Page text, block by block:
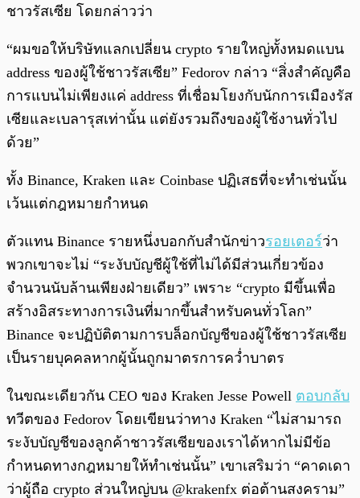
ชาวรัสเซีย โดยกล่าวว่า
“ผมขอให้บริษัทแลกเปลี่ยน crypto รายใหญ่ทั้งหมดแบน
address ของผู้ใช้ชาวรัสเซีย” Fedorov กล่าว “สิ่งสำคัญคือ
การแบนไม่เพียงแค่ address ที่เชื่อมโยงกับนักการเมืองรัส
เซียและเบลารุสเท่านั้น แต่ยังรวมถึงของผู้ใช้งานทั่วไป
ด้วย”
ทั้ง Binance, Kraken และ Coinbase ปฏิเสธที่จะทำเช่นนั้น
เว้นแต่กฎหมายกำหนด
ตัวแทน Binance รายหนึ่งบอกกับสำนักข่าวรอยเตอร์ว่า
พวกเขาจะไม่ “ระงับบัญชีผู้ใช้ที่ไม่ได้มีส่วนเกี่ยวข้อง
จำนวนนับล้านเพียงฝ่ายเดียว” เพราะ “crypto มีขึ้นเพื่อ
สร้างอิสระทางการเงินที่มากขึ้นสำหรับคนทั่วโลก”
Binance จะปฏิบัติตามการบล็อกบัญชีของผู้ใช้ชาวรัสเซีย
เป็นรายบุคคลหากผู้นั้นถูกมาตรการคว่ำบาตร
ในขณะเดียวกัน CEO ของ Kraken Jesse Powell ตอบกลับ
ทวีตของ Fedorov โดยเขียนว่าทาง Kraken “ไม่สามารถ
ระงับบัญชีของลูกค้าชาวรัสเซียของเราได้หากไม่มีข้อ
กำหนดทางกฎหมายให้ทำเช่นนั้น” เขาเสริมว่า “คาดเดา
ว่าผู้ถือ crypto ส่วนใหญ่บน @krakenfx ต่อต้านสงคราม”